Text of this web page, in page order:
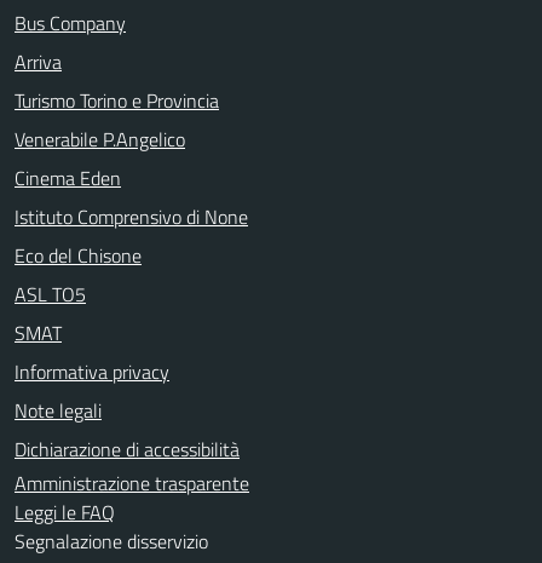
Bus Company
Arriva
Turismo Torino e Provincia
Venerabile P.Angelico
Cinema Eden
Istituto Comprensivo di None
Eco del Chisone
ASL TO5
SMAT
Informativa privacy
Note legali
Dichiarazione di accessibilità
Amministrazione trasparente
Leggi le FAQ
Segnalazione disservizio